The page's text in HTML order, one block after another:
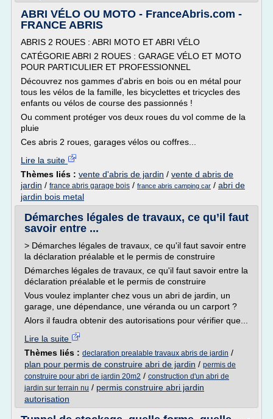
ABRI VÉLO OU MOTO - FranceAbris.com -
FRANCE ABRIS
ABRIS 2 ROUES : ABRI MOTO ET ABRI VÉLO
CATÉGORIE ABRI 2 ROUES : GARAGE VÉLO ET MOTO
POUR PARTICULIER ET PROFESSIONNEL
Découvrez nos gammes d'abris en bois ou en métal pour
tous les vélos de la famille, les bicyclettes et tricycles des
enfants ou vélos de course des passionnés !
Ou comment protéger vos deux roues du vol comme de la
pluie
Ces abris 2 roues, garages vélos ou coffres...
Lire la suite
Thèmes liés : vente d'abris de jardin / vente d abris de
jardin / france abris garage bois / france abris camping car / abri de
jardin bois metal
Démarches légales de travaux, ce qu’il faut
savoir entre ...
> Démarches légales de travaux, ce qu'il faut savoir entre
la déclaration préalable et le permis de construire
Démarches légales de travaux, ce qu'il faut savoir entre la
déclaration préalable et le permis de construire
Vous voulez implanter chez vous un abri de jardin, un
garage, une dépendance, une véranda ou un carport ?
Alors il faudra obtenir des autorisations pour vérifier que...
Lire la suite
Thèmes liés : declaration prealable travaux abris de jardin /
plan pour permis de construire abri de jardin / permis de
construire pour abri de jardin 20m2 / construction d'un abri de
jardin sur terrain nu / permis construire abri jardin
autorisation